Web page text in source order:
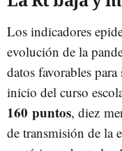
Los indicadores
evolución de la
datos favorables
inicio del curso
160 puntos, diez
de transmisión de la